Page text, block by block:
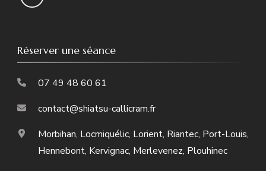
Réserver une séance
07 49 48 60 61
contact@shiatsu-callicram.fr
Morbihan, Locmiquélic, Lorient, Riantec, Port-Louis,
Hennebont, Kervignac, Merlevenez, Plouhinec